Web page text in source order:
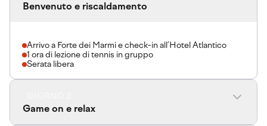
Benvenuto e riscaldamento
Arrivo a Forte dei Marmi e check-in all’Hotel Atlantico
1 ora di lezione di tennis in gruppo
Serata libera
Game on e relax